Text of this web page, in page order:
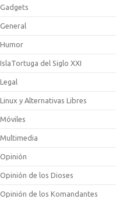
Gadgets
General
Humor
IslaTortuga del Siglo XXI
Legal
Linux y Alternativas Libres
Móviles
Multimedia
Opinión
Opinión de los Dioses
Opinión de los Komandantes